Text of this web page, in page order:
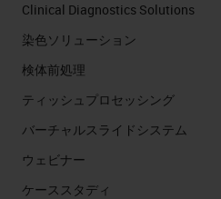
Clinical Diagnostics Solutions
染色ソリューション
検体前処理
ティッシュプロセッシング
バーチャルスライドシステム
ウェビナー
ケーススタディ